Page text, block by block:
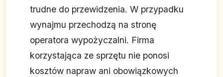
trudne do przewidzenia. W przypadku
wynajmu przechodzą na stronę
operatora wypożyczalni. Firma
korzystająca ze sprzętu nie ponosi
kosztów napraw ani obowiązkowych